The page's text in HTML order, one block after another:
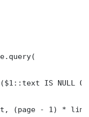
($1::text IS NULL
(page - 1) *